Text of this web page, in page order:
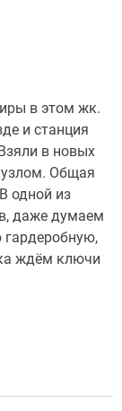
в этом жк.
и станция
в новых
Общая
одной из
даже думаем
ждём ключи